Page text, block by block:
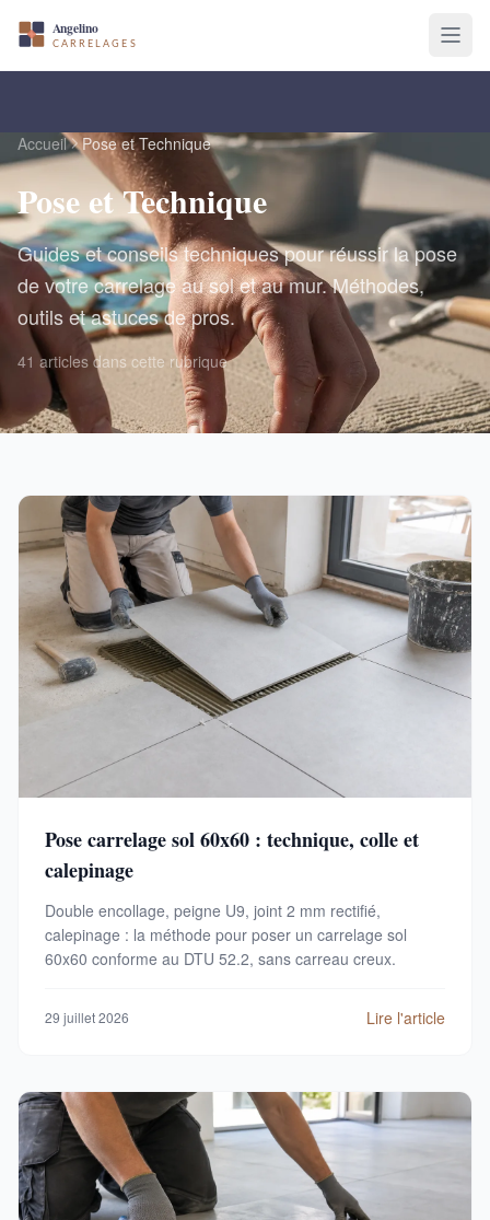
Accueil Pose et Technique
Pose et Technique
Guides et conseils techniques pour réussir la pose
de votre carrelage au sol et au mur. Méthodes,
outils et astuces de pros.
41 articles dans cette rubrique
Pose carrelage sol 60x60 : technique, colle et
calepinage
Double encollage, peigne U9, joint 2 mm rectifié,
calepinage : la méthode pour poser un carrelage sol
60x60 conforme au DTU 52.2, sans carreau creux.
29 juillet 2026 Lire l'article